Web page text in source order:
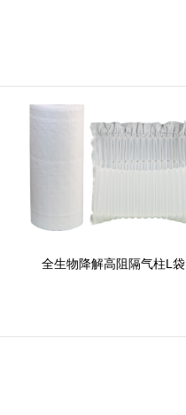
全生物降解高阻隔气柱L袋